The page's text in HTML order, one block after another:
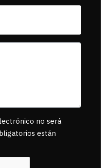
muerta.
no será
están